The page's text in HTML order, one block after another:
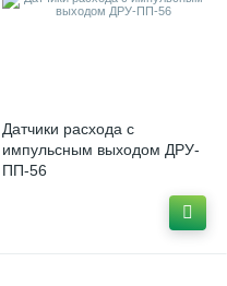
Датчики расхода с
импульсным выходом ДРУ-
ПП-56